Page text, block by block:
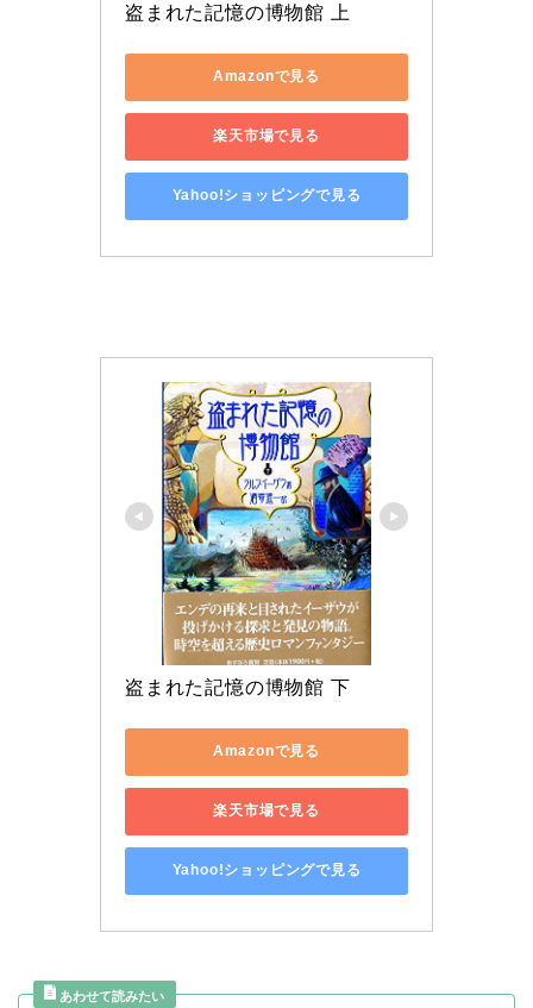
盗まれた記憶の博物館 上
Amazonで見る
楽天市場で見る
Yahoo!ショッピングで見る
盗まれた記憶の博物館 下
Amazonで見る
楽天市場で見る
Yahoo!ショッピングで見る